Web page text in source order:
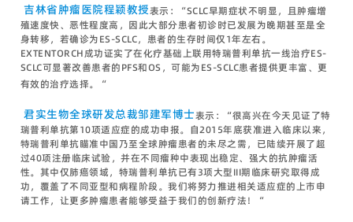
吉林省肿瘤医院程颖教授表示：“SCLC早期症状不明显，且肿瘤增
殖速度快、恶性程度高，因此大部分患者初诊时已发展为晚期甚至是全
身转移，若确诊为ES-SCLC，患者的生存时间仅1年左右。
EXTENTORCH成功证实了在化疗基础上联用特瑞普利单抗一线治疗ES-
SCLC可显著改善患者的PFS和OS，可能为ES-SCLC患者提供更丰富、更
有效的治疗选择。“
君实生物全球研发总裁邹建军博士表示：“很高兴在今天见证了特
瑞普利单抗第10项适应症的成功申报。自2015年底获准进入临床以来，
特瑞普利单抗瞄准中国乃至全球肿瘤患者的未尽之需，已陆续开展了超
过40项注册临床试验，并在不同瘤种中表现出稳定、强大的抗肿瘤活
性。其中仅肺癌领域，特瑞普利单抗已有3项大型III期临床研究取得成
功，覆盖了不同亚型和病程阶段。我们将努力推进相关适应症的上市申
请工作，让更多肿瘤患者能够受益于我们的创新疗法！“